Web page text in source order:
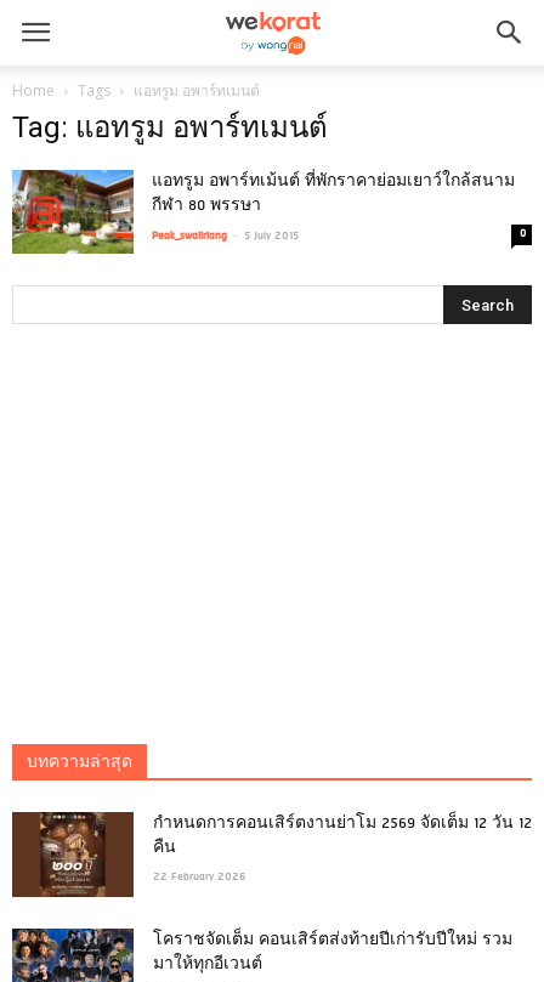
Home Tags แอทรูม อพาร์ทเมนต์
Tag: แอทรูม อพาร์ทเมนต์
แอทรูม อพาร์ทเม้นต์ ที่พักราคาย่อมเยาว์ใกล้สนาม
กีฬา 80 พรรษา
Peak_swaiiriang - 5 July 2015 0
บทความล่าสุด
กำหนดการคอนเสิร์ตงานย่าโม 2569 จัดเต็ม 12 วัน 12
คืน
22 February 2026
โคราชจัดเต็ม คอนเสิร์ตส่งท้ายปีเก่ารับปีใหม่ รวม
มาให้ทุกอีเวนต์